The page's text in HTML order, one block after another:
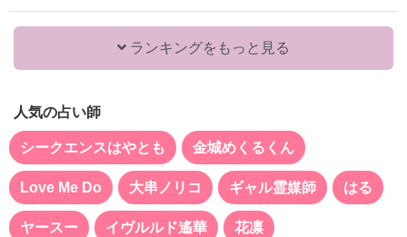
ランキングをもっと見る
人気の占い師
シークエンスはやとも 金城めくるくん
Love Me Do 大串ノリコ ギャル霊媒師 はる
ヤースー イヴルルド遙華 花凛